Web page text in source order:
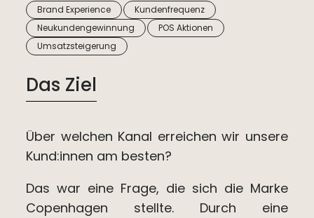
Brand Experience Kundenfrequenz
Neukundengewinnung
POS Aktionen
Umsatzsteigerung
Das Ziel
Über welchen Kanal erreichen wir unsere
Kund:innen am besten?
Das war eine Frage, die sich die Marke
Copenhagen stellte. Durch eine